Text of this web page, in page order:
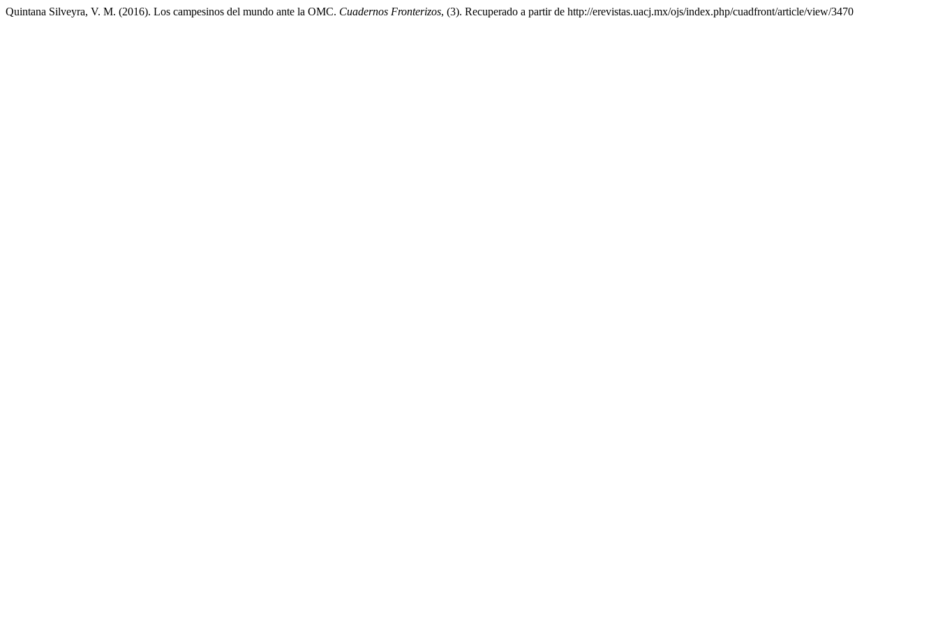
Quintana Silveyra, V. M. (2016). Los campesinos del mundo ante la OMC. Cuadernos Fronterizos, (3). Recuperado a partir de http://erevistas.uacj.mx/ojs/index.php/cuadfront/article/view/3470